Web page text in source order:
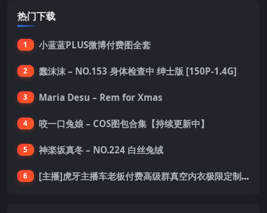
热门下载
1 小蓝蓝PLUS微博付费图全套
2 蠢沫沫 – NO.153 身体检查中 绅士版 [150P-1.4G]
3 Maria Desu – Rem for Xmas
4 咬一口兔娘 – COS图包合集【持续更新中】
5 神楽坂真冬 – NO.224 白丝兔绒
6 [主播]虎牙主播车老板付费高级群真空内衣极限定制8分19